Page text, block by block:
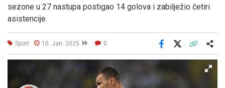
sezone u 27 nastupa postigao 14 golova i zabilježio četiri
asistencije.
Sport 10. Jan. 2025 0
Facebook